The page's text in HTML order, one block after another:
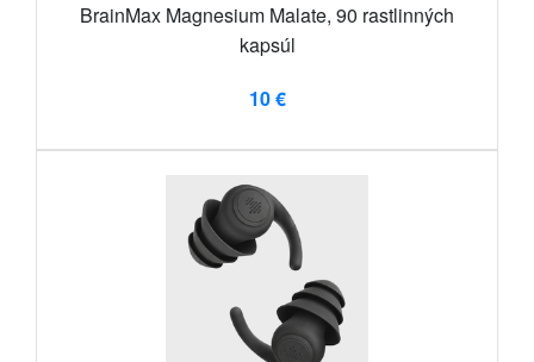
BrainMax Magnesium Malate, 90 rastlinných
kapsúl
10 €